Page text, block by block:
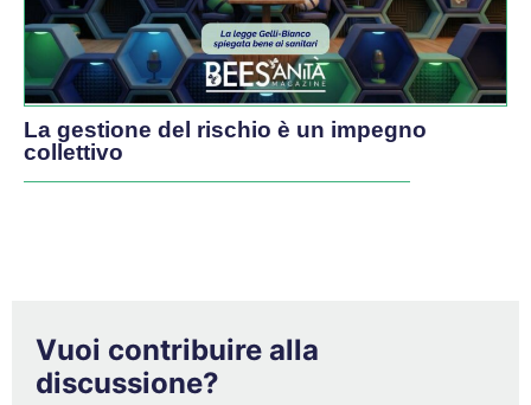
La gestione del rischio è un impegno
collettivo
Vuoi contribuire alla
discussione?